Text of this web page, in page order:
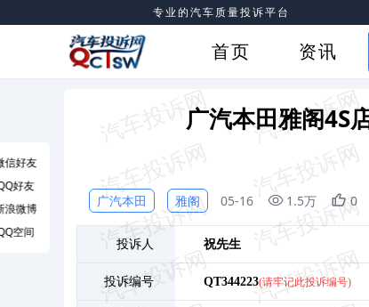
专业的汽车质量投诉平台
首页 资讯
广汽本田雅阁4S
广汽本田 雅阁 05-16 1.5万 0
投诉人 祝先生
投诉编号 QT344223(请牢记此投诉编号)
信好友
好友
浪微博
空间